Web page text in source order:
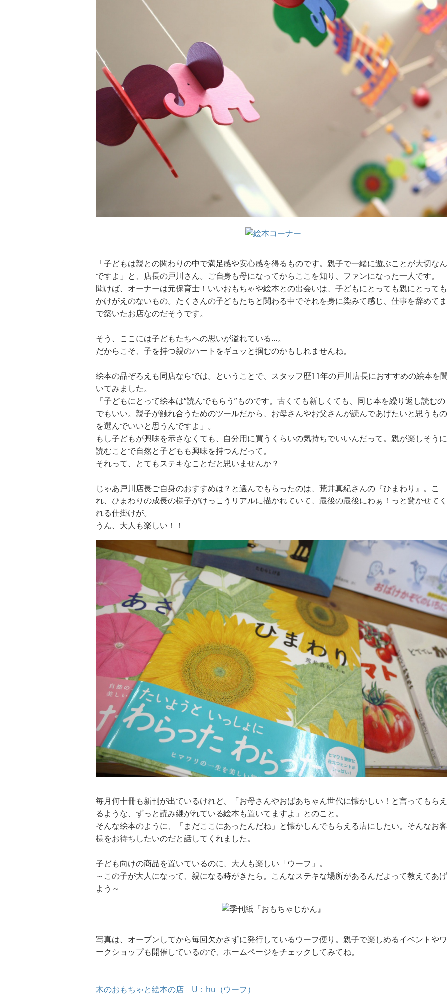
「子どもは親との関わりの中で満足感や安心感を得るものです。親子で一緒に遊ぶことが大切なん
ですよ」と、店長の戸川さん。ご自身も母になってからここを知り、ファンになった一人です。
聞けば、オーナーは元保育士！いいおもちゃや絵本との出会いは、子どもにとっても親にとっても
かけがえのないもの。たくさんの子どもたちと関わる中でそれを身に染みて感じ、仕事を辞めてま
で築いたお店なのだそうです。
そう、ここには子どもたちへの思いが溢れている…。
だからこそ、子を持つ親のハートをギュッと掴むのかもしれませんね。
絵本の品ぞろえも同店ならでは。ということで、スタッフ歴11年の戸川店長におすすめの絵本を
いてみました。
「子どもにとって絵本は“読んでもらう”ものです。古くても新しくても、同じ本を繰り返し読むの
でもいい。親子が触れ合うためのツールだから、お母さんやお父さんが読んであげたいと思うもの
を選んでいいと思うんですよ」。
もし子どもが興味を示さなくても、自分用に買うくらいの気持ちでいいんだって。親が楽しそうに
読むことで自然と子どもも興味を持つんだって。
それって、とてもステキなことだと思いませんか？
じゃあ戸川店長ご自身のおすすめは？と選んでもらったのは、荒井真紀さんの『ひまわり』。こ
れ、ひまわりの成長の様子がけっこうリアルに描かれていて、最後の最後にわぁ！っと驚かせてく
れる仕掛けが。
うん、大人も楽しい！！
毎月何十冊も新刊が出ているけれど、「お母さんやおばあちゃん世代に懐かしい！と言ってもらえ
るような、ずっと読み継がれている絵本も置いてますよ」とのこと。
そんな絵本のように、「まだここにあったんだね」と懐かしんでもらえる店にしたい。そんなお客
様をお待ちしたいのだと話してくれました。
子ども向けの商品を置いているのに、大人も楽しい「ウーフ」。
～この子が大人になって、親になる時がきたら。こんなステキな場所があるんだよって教えてあげ
よう～
写真は、オープンしてから毎回欠かさずに発行しているウーフ便り。親子で楽しめるイベントやワ
ークショップも開催しているので、ホームページをチェックしてみてね。
木のおもちゃと絵本の店 U：hu（ウーフ）